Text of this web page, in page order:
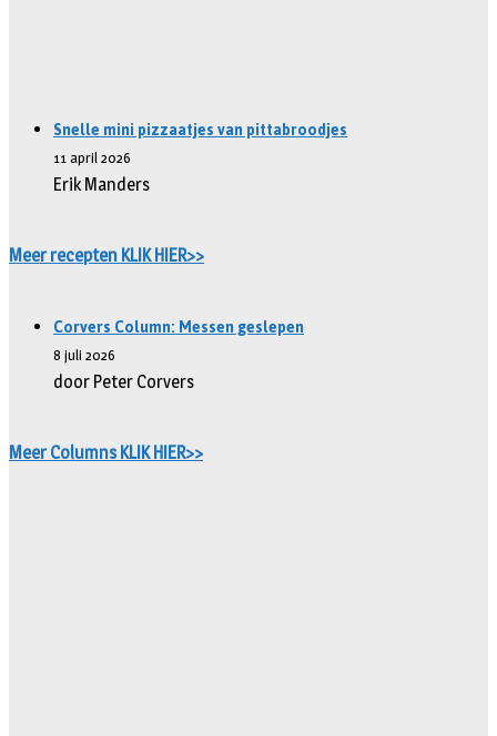
Snelle mini pizzaatjes van pittabroodjes
11 april 2026
Erik Manders
Meer recepten KLIK HIER>>
Corvers Column: Messen geslepen
8 juli 2026
door Peter Corvers
Meer Columns KLIK HIER>>